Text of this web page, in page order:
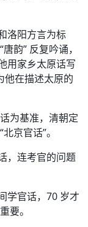
洛阳方言为标
韵” 反复吟诵，
用家乡太原话写
他在描述太原的
为基准，清朝定
京官话”。
，连考官的问题
学官话，70 岁才
要。